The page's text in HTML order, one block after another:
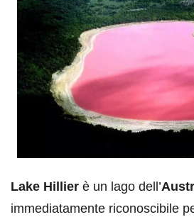
Lake Hillier è un lago dell’
immediatamente riconoscibile